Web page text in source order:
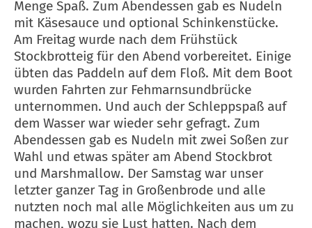
Menge Spaß. Zum Abendessen gab es Nudeln
mit Käsesauce und optional Schinkenstücke.
Am Freitag wurde nach dem Frühstück
Stockbrotteig für den Abend vorbereitet. Einige
übten das Paddeln auf dem Floß. Mit dem Boot
wurden Fahrten zur Fehmarnsundbrücke
unternommen. Und auch der Schleppspaß auf
dem Wasser war wieder sehr gefragt. Zum
Abendessen gab es Nudeln mit zwei Soßen zur
Wahl und etwas später am Abend Stockbrot
und Marshmallow. Der Samstag war unser
letzter ganzer Tag in Großenbrode und alle
nutzten noch mal alle Möglichkeiten aus um zu
machen, wozu sie Lust hatten. Nach dem